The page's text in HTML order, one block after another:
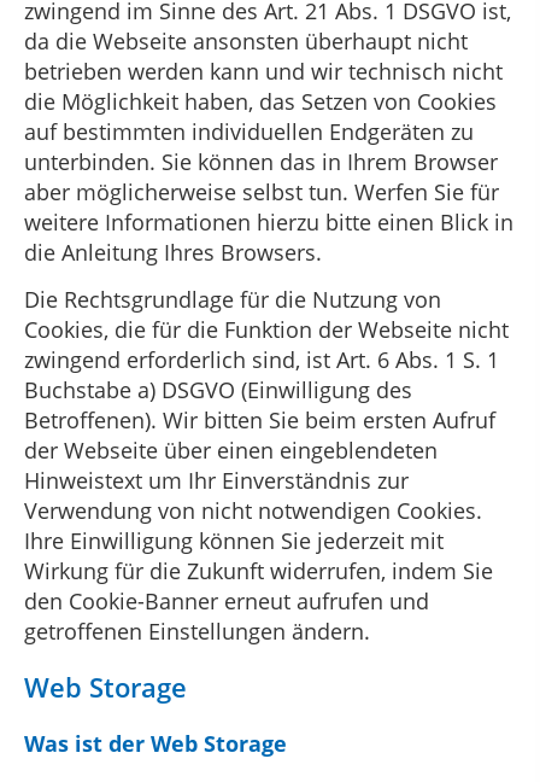
zwingend im Sinne des Art. 21 Abs. 1 DSGVO ist,
da die Webseite ansonsten überhaupt nicht
betrieben werden kann und wir technisch nicht
die Möglichkeit haben, das Setzen von Cookies
auf bestimmten individuellen Endgeräten zu
unterbinden. Sie können das in Ihrem Browser
aber möglicherweise selbst tun. Werfen Sie für
weitere Informationen hierzu bitte einen Blick in
die Anleitung Ihres Browsers.
Die Rechtsgrundlage für die Nutzung von
Cookies, die für die Funktion der Webseite nicht
zwingend erforderlich sind, ist Art. 6 Abs. 1 S. 1
Buchstabe a) DSGVO (Einwilligung des
Betroffenen). Wir bitten Sie beim ersten Aufruf
der Webseite über einen eingeblendeten
Hinweistext um Ihr Einverständnis zur
Verwendung von nicht notwendigen Cookies.
Ihre Einwilligung können Sie jederzeit mit
Wirkung für die Zukunft widerrufen, indem Sie
den Cookie-Banner erneut aufrufen und
getroffenen Einstellungen ändern.
Web Storage
Was ist der Web Storage